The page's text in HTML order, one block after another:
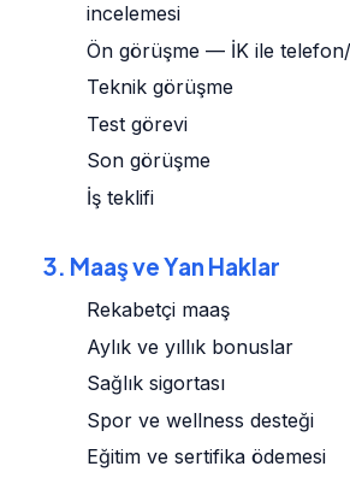
incelemesi
Ön görüşme — İK ile
Teknik görüşme
Test görevi
Son görüşme
İş teklifi
3. Maaş ve Yan Haklar
Rekabetçi maaş
Aylık ve yıllık bonuslar
Sağlık sigortası
Spor ve wellness desteği
Eğitim ve sertifika ödemesi